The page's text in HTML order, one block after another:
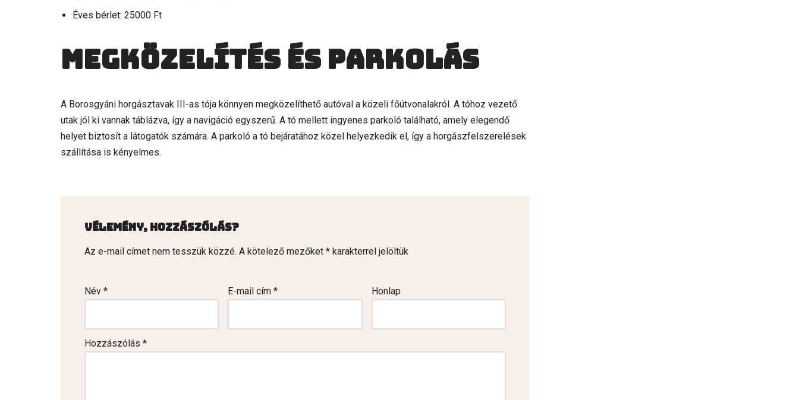
Éves bérlet: 25000 Ft
Megközelítés és parkolás
A Borosgyáni horgásztavak III-as tója könnyen megközelíthető autóval a közeli főútvonalakról. A tóhoz vezető
utak jól ki vannak táblázva, így a navigáció egyszerű. A tó mellett ingyenes parkoló található, amely elegendő
helyet biztosít a látogatók számára. A parkoló a tó bejáratához közel helyezkedik el, így a horgászfelszerelések
szállítása is kényelmes.
Vélemény, hozzászólás?
Az e-mail címet nem tesszük közzé. A kötelező mezőket * karakterrel jelöltük
Név * E-mail cím* Honlap
Hozzászólás *